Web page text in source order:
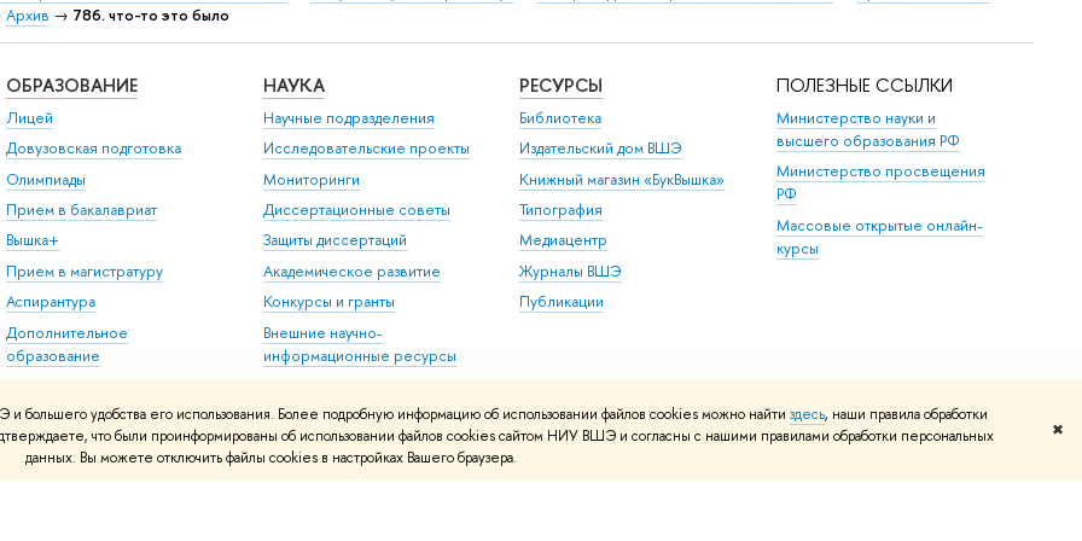
удобства его использования. Более подробную информацию об использовании файлов cookies можно найти здесь, наши правила обработки
что были проинформированы об использовании файлов cookies сайтом НИУ ВШЭ и согласны с нашими правилами обработки персональных
данных. Вы можете отключить файлы cookies в настройках Вашего браузера.
✖
Архив → 786. что-то это было
ОБРАЗОВАНИЕ
Лицей
Довузовская подготовка
Олимпиады
Прием в бакалавриат
Вышка+
Прием в магистратуру
Аспирантура
Дополнительное
образование
Центр развития карьеры
Бизнес-инкубатор ВШЭ
Образовательные
партнерства
НАУКА
Научные подразделения
Исследовательские проекты
Мониторинги
Диссертационные советы
Защиты диссертаций
Академическое развитие
Конкурсы и гранты
Внешние научно-
информационные ресурсы
РЕСУРСЫ
Библиотека
Издательский дом ВШЭ
Книжный магазин «БукВышка»
Типография
Медиацентр
Журналы ВШЭ
Публикации
ПОЛЕЗНЫЕ ССЫЛКИ
Министерство науки и
высшего образования РФ
Министерство просвещения
РФ
Массовые открытые онлайн-
курсы